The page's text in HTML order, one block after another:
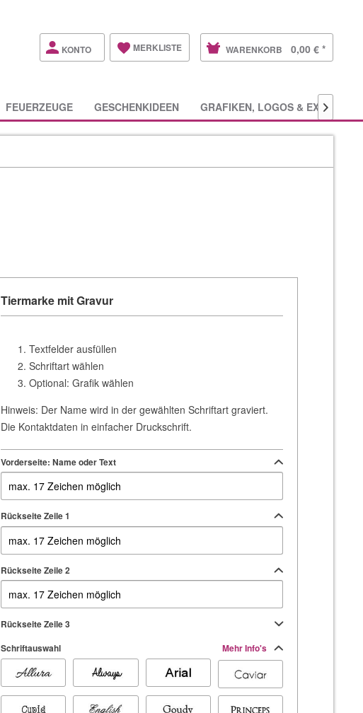
KONTO MERKLISTE WARENKORB 0,00 € *
FEUERZEUGE GESCHENKIDEEN GRAFIKEN, LOGOS & EXTRAS

Tiermarke mit Gravur
Textfelder ausfüllen
Schriftart wählen
Optional: Grafik wählen
Hinweis: Der Name wird in der gewählten Schriftart graviert.
Die Kontaktdaten in einfacher Druckschrift.
Vorderseite: Name oder Text
Rückseite Zeile 1
Rückseite Zeile 2
Rückseite Zeile 3
Schriftauswahl
Mehr Info's